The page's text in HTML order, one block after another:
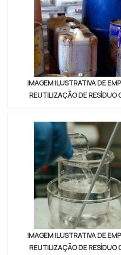
profissionais da Vitória
excel...
IMAGEM ILUSTRATIVA DE
REUTILIZAÇÃO DE RESÍDUO
IMAGEM ILUSTRATIVA DE
REUTILIZAÇÃO DE RESÍDUO